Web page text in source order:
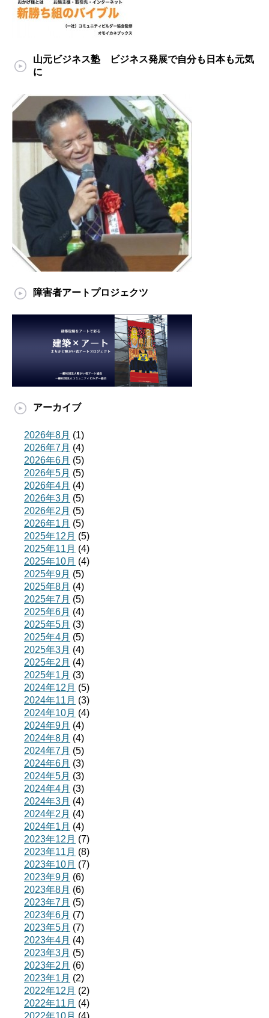
山元ビジネス塾 ビジネス発展で自分も日本も元気
に
障害者アートプロジェクツ
アーカイブ
2026年8月 (1)
2026年7月 (4)
2026年6月 (5)
2026年5月 (5)
2026年4月 (4)
2026年3月 (5)
2026年2月 (5)
2026年1月 (5)
2025年12月 (5)
2025年11月 (4)
2025年10月 (4)
2025年9月 (5)
2025年8月 (4)
2025年7月 (5)
2025年6月 (4)
2025年5月 (3)
2025年4月 (5)
2025年3月 (4)
2025年2月 (4)
2025年1月 (3)
2024年12月 (5)
2024年11月 (3)
2024年10月 (4)
2024年9月 (4)
2024年8月 (4)
2024年7月 (5)
2024年6月 (3)
2024年5月 (3)
2024年4月 (3)
2024年3月 (4)
2024年2月 (4)
2024年1月 (4)
2023年12月 (7)
2023年11月 (8)
2023年10月 (7)
2023年9月 (6)
2023年8月 (6)
2023年7月 (5)
2023年6月 (7)
2023年5月 (7)
2023年4月 (4)
2023年3月 (5)
2023年2月 (6)
2023年1月 (2)
2022年12月 (2)
2022年11月 (4)
2022年10月 (4)